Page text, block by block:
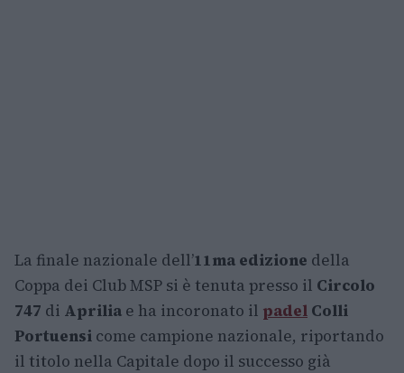
La finale nazionale dell’11ma edizione della
Coppa dei Club MSP si è tenuta presso il Circolo
747 di Aprilia e ha incoronato il padel Colli
Portuensi come campione nazionale, riportando
il titolo nella Capitale dopo il successo già